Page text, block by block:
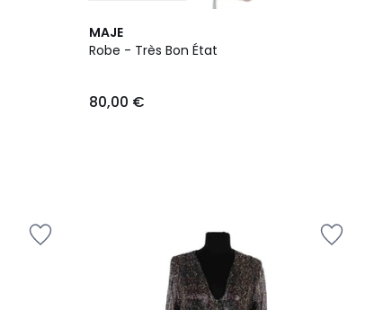
MAJE
Robe - Très Bon État
80,00 €